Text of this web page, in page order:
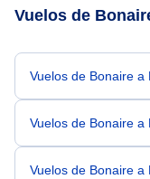
Vuelos de
Vuelos de Bonaire a
Vuelos de Bonaire a
Vuelos de Bonaire a